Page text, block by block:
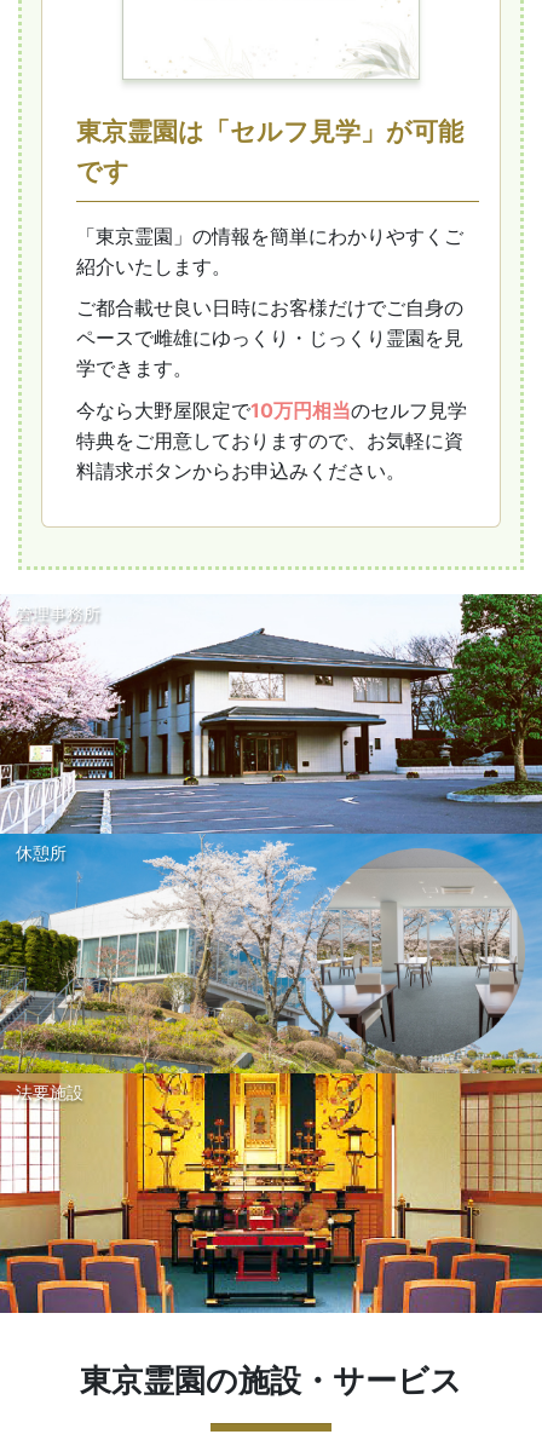
東京霊園は「セルフ見学」が可能
です
「東京霊園」の情報を簡単にわかりやすくご
紹介いたします。
ご都合載せ良い日時にお客様だけでご自身の
ペースで雌雄にゆっくり・じっくり霊園を見
学できます。
今なら大野屋限定で10万円相当のセルフ見学
特典をご用意しておりますので、お気軽に資
料請求ボタンからお申込みください。
管理事務所
休憩所
法要施設
東京霊園の施設・サービス